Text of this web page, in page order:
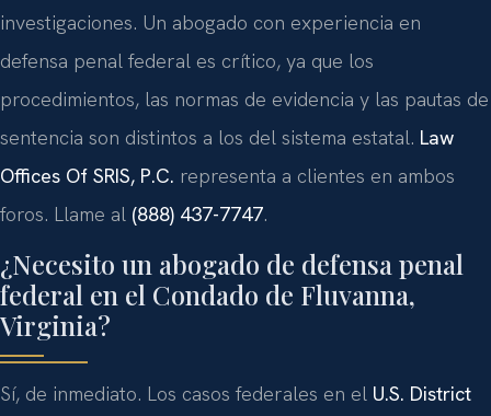
investigaciones. Un abogado con experiencia en
defensa penal federal es crítico, ya que los
procedimientos, las normas de evidencia y las pautas de
sentencia son distintos a los del sistema estatal. Law
Offices Of SRIS, P.C. representa a clientes en ambos
foros. Llame al (888) 437-7747.
¿Necesito un abogado de defensa penal
federal en el Condado de Fluvanna,
Virginia?
Sí, de inmediato. Los casos federales en el U.S. District